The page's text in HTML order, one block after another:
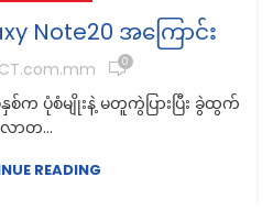
Note20 အကြောင်း
0
စ်က ပုံစံမျိုးနဲ့ မတူကွဲပြားပြီး ခွဲထွက်
လာတ...
READING